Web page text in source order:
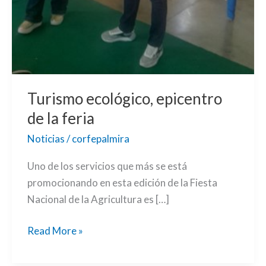
Turismo ecológico, epicentro
de la feria
Noticias/corfepalmira
Uno de los servicios que más se está
promocionando en esta edición de la Fiesta
Nacional de la Agricultura es […]
Read More »